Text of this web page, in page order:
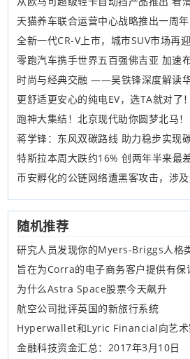
天猫养车联合运营中心战略推出一周年
全新一代CR-V上市，城市SUV市场再
零跑汽车携手世界五百强佛吉亚 加速
时尚与经典交融 ——吴铁锋深度解读
更舒适更安心的纯电EV，选TA就对了！
跑神大集结！北京现代助你圆梦北马！
蒋学锋：东风双碳路线 助力稳步实现
特斯拉本周大跌约16% 创两年半来最
币安孵化的公链网络遭黑客攻击，涉
随机推荐
研究人员发现你的Myers-Briggs人格
旨在为Corra的电子商务客户提供有保
为什么Astra Space股票今天飙升
航空公司批评英国的新旅行系统
Hyperwallet和Lyric Financial向艺术
金融科技资金汇总：2017年3月10日